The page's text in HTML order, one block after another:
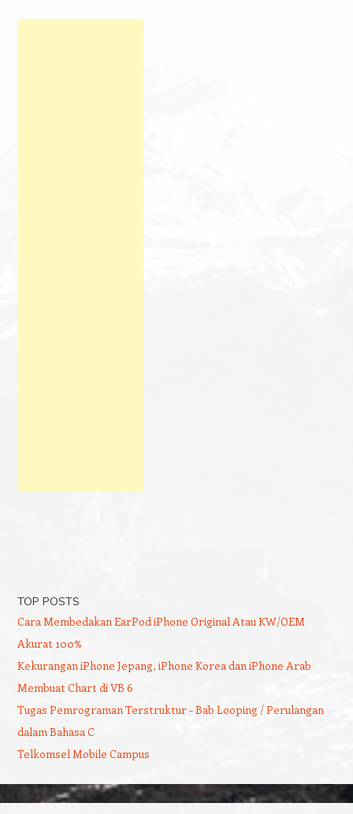
TOP POSTS
Cara Membedakan EarPod iPhone Original Atau KW/OEM
Akurat 100%
Kekurangan iPhone Jepang, iPhone Korea dan iPhone Arab
Membuat Chart di VB 6
Tugas Pemrograman Terstruktur - Bab Looping / Perulangan
dalam Bahasa C
Telkomsel Mobile Campus